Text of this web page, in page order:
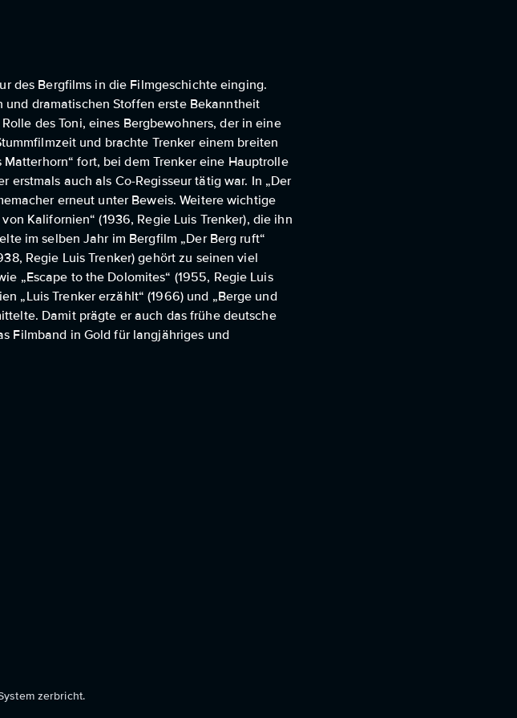
des Bergfilms in die Filmgeschichte einging.
dramatischen Stoffen erste Bekanntheit
des Toni, eines Bergbewohners, der in eine
und brachte Trenker einem breiten
fort, bei dem Trenker eine Hauptrolle
erstmals auch als Co-Regisseur tätig war. In „Der
erneut unter Beweis. Weitere wichtige
Kalifornien“ (1936, Regie Luis Trenker), die ihn
im selben Jahr im Bergfilm „Der Berg ruft“
Regie Luis Trenker) gehört zu seinen viel
„Escape to the Dolomites“ (1955, Regie Luis
„Luis Trenker erzählt“ (1966) und „Berge und
Damit prägte er auch das frühe deutsche
Filmband in Gold für langjähriges und
zerbricht.